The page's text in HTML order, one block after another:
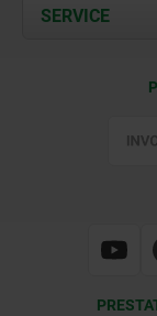
Contact
Documents
SERVICE